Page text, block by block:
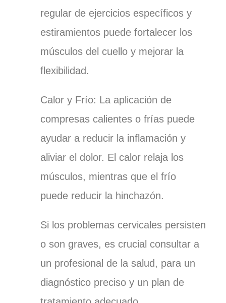
regular de ejercicios específicos y
estiramientos puede fortalecer los
músculos del cuello y mejorar la
flexibilidad.
Calor y Frío: La aplicación de
compresas calientes o frías puede
ayudar a reducir la inflamación y
aliviar el dolor. El calor relaja los
músculos, mientras que el frío
puede reducir la hinchazón.
Si los problemas cervicales persisten
o son graves, es crucial consultar a
un profesional de la salud, para un
diagnóstico preciso y un plan de